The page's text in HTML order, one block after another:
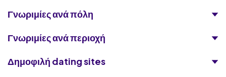
Γνωριμίες ανά πόλη
Γνωριμίες ανά περιοχή
Δημοφιλή dating sites